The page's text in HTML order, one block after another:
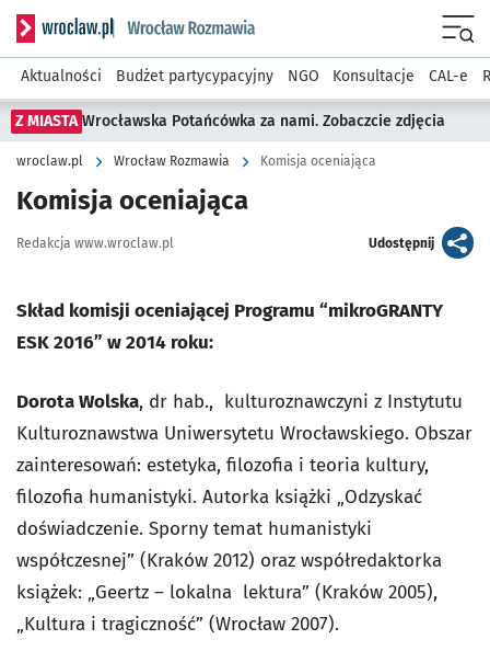
Serwis informacyjny wroclaw.pl podserwis: Rozmawia
Aktualności Budżet partycypacyjny NGO Konsultacje CAL-e
Z MIASTA Wrocławska Potańcówka za nami. Zobaczcie zdjęcia
wroclaw.pl Wrocław Rozmawia Komisja oceniająca
Komisja oceniająca
Autor:
Redakcja www.wroclaw.pl Udostępnijartykuł
Skład komisji oceniającej Programu “mikroGRANTY
ESK 2016” w 2014 roku:
Dorota Wolska, dr hab., kulturoznawczyni z Instytutu
Kulturoznawstwa Uniwersytetu Wrocławskiego. Obszar
zainteresowań: estetyka, filozofia i teoria kultury,
filozofia humanistyki. Autorka książki „Odzyskać
doświadczenie. Sporny temat humanistyki
współczesnej” (Kraków 2012) oraz współredaktorka
książek: „Geertz – lokalna lektura” (Kraków 2005),
„Kultura i tragiczność” (Wrocław 2007).